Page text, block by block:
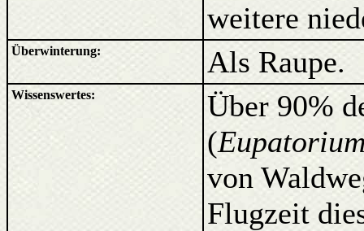
weitere
Überwinterung: Als Raupe.
Wissenswertes:
Über 90%
(
von
Flugzeit